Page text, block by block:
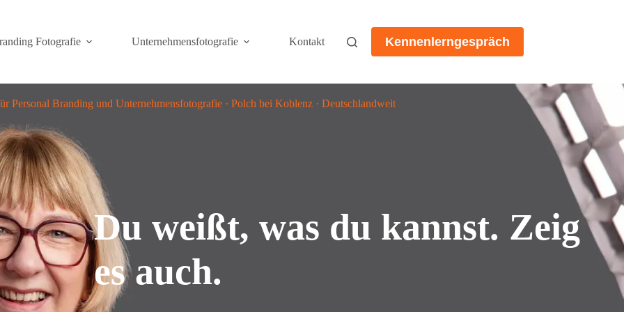
Fotografie Unternehmensfotografie Kontakt Kennenlerngespräch
Personal Branding und Unternehmensfotografie · Polch bei Koblenz · Deutschlandweit
Du weißt, was du kannst. Zeig
es auch.